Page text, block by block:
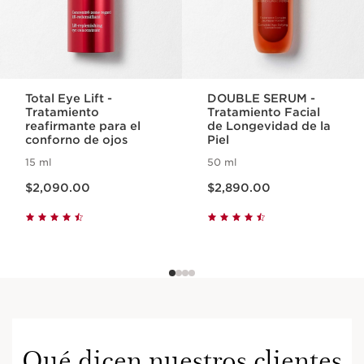
piel Precious.
Clarins Plus
Inspirada en el "Art of Touch" de Clarins, Le Roll-On
Total Eye Lift -
Tratamiento
reafirmante para el
conforno de ojos
15 ml
$2,090.00
DOUBLE SERUM -
Tratamiento Facial
de Longevidad de la
Piel
50 ml
$2,890.00